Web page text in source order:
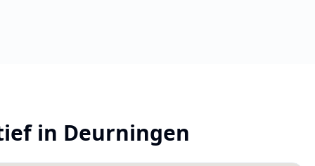
in Deurningen